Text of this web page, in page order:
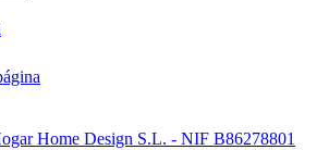
Home Design S.L. - NIF B86278801